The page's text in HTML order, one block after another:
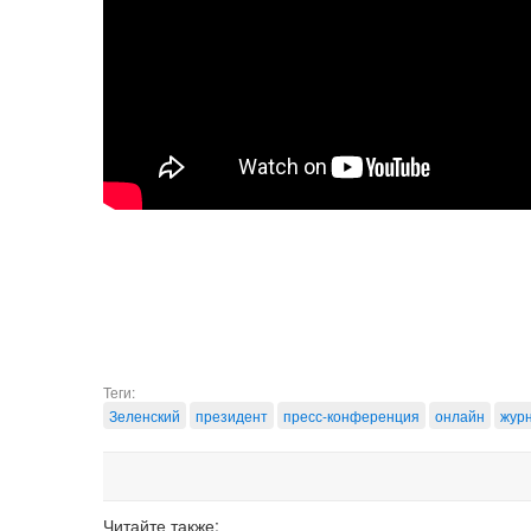
Теги:
Зеленский
президент пресс-конференция онлайн
Читайте также: